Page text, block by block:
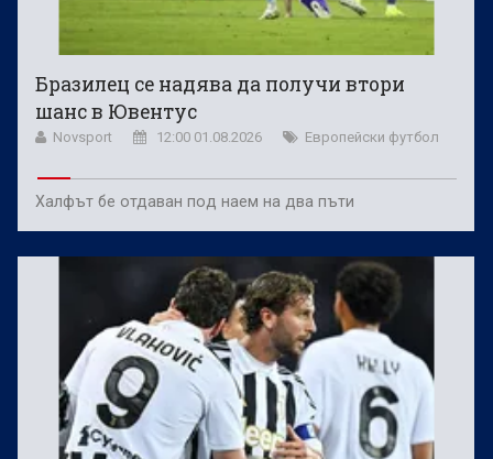
Бразилец се надява да получи втори
шанс в Ювентус
Novsport 12:00 01.08.2026 Европейски футбол
Халфът бе отдаван под наем на два пъти